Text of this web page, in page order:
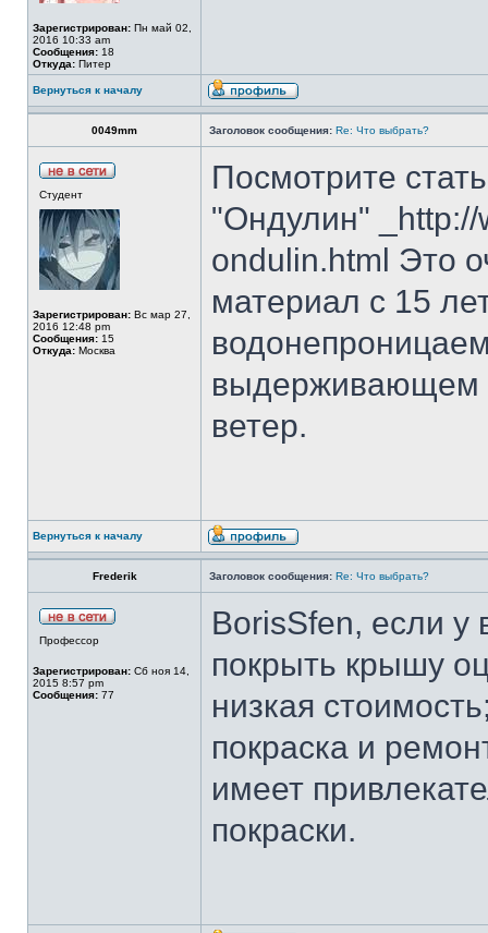
Зарегистрирован: Пн май 02,
2016 10:33 am
Сообщения: 18
Откуда: Питер
Вернуться к началу
0049mm Заголовок сообщения: Re: Что выбрать?
Студент
Зарегистрирован: Вс мар 27,
2016 12:48 pm
Сообщения: 15
Откуда: Москва
Посмотрите
"Ондулин" _http://
ondulin.html Это
материал с 15
выдерживающем
ветер.
Вернуться к началу
Frederik Заголовок сообщения: Re: Что выбрать?
Профессор
Зарегистрирован: Сб ноя 14,
2015 8:57 pm
Сообщения: 77
BorisSfen, если у
покрыть крышу
низкая
покраска и
имеет
покраски.